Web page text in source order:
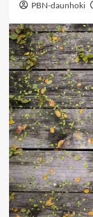
PBN-daunhoki